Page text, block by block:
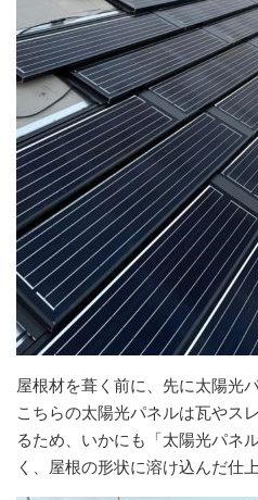
屋根材を葺く前に、先に太陽光
こちらの太陽光パネルは瓦やス
るため、いかにも「太陽光パネ
く、屋根の形状に溶け込んだ仕